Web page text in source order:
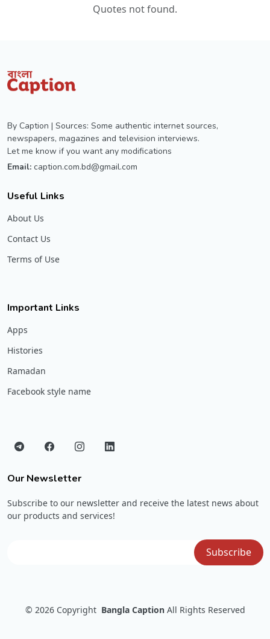
Quotes not found.
By Caption | Sources: Some authentic internet sources,
newspapers, magazines and television interviews.
Let me know if you want any modifications
Email: caption.com.bd@gmail.com
Useful Links
About Us
Contact Us
Terms of Use
Important Links
Apps
Histories
Ramadan
Facebook style name
Our Newsletter
Subscribe to our newsletter and receive the latest news about
our products and services!
© 2026 Copyright Bangla Caption All Rights Reserved